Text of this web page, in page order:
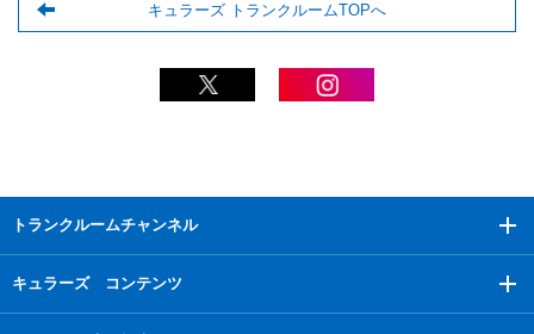
キュラーズ トランクルームTOPへ
トランクルームチャンネル
キュラーズ コンテンツ